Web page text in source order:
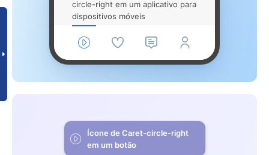
circle-right em um aplicativo para
dispositivos móveis
Ícone de Caret-circle-right
em um botão